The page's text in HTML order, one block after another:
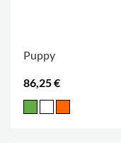
Puppy
86,25 €